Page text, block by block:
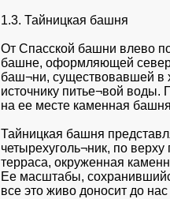
1.3. Тайницкая башня
От Спасской башни влево
башне, оформляющей
баш¬ни, существовавшей в
источнику питье¬вой
на ее месте каменная
Тайницкая башня
четырехуголь¬ник, по верху
терраса, окруженная
Ее масштабы,
все это живо доносит до